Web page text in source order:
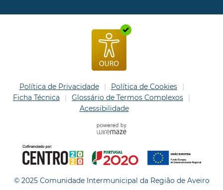
Política de Privacidade
Política de Cookies
Ficha Técnica
Glossário de Termos Complexos
Acessibilidade
© 2025 Comunidade Intermunicipal da Região de Aveiro